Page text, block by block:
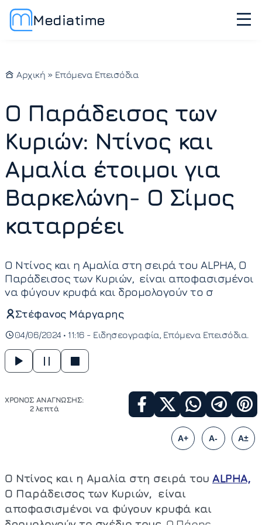
Mediatime
Αρχική » Επόμενα Επεισόδια
Ο Παράδεισος των
Κυριών: Ντίνος και
Αμαλία έτοιμοι για
Βαρκελώνη- Ο Σίμος
καταρρέει
Ο Ντίνος και η Αμαλία στη σειρά του ALPHA, Ο
Παράδεισος των Κυριών, είναι αποφασισμένοι
να φύγουν κρυφά και δρομολογούν το σ
Στέφανος Μάργαρης
04/06/2024 • 11:16 - Ειδησεογραφία Επόμενα Επεισόδια
ΧΡΟΝΟΣ ΑΝΑΓΝΩΣΗΣ:
2 λεπτά
A+ A- A±
Ο Ντίνος και η Αμαλία στη σειρά του ALPHA,
Ο Παράδεισος των Κυριών, είναι
αποφασισμένοι να φύγουν κρυφά και